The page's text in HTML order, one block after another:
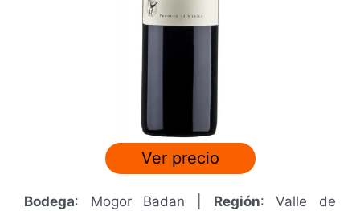
Ver precio
Bodega: Mogor Badan | Región: Valle de